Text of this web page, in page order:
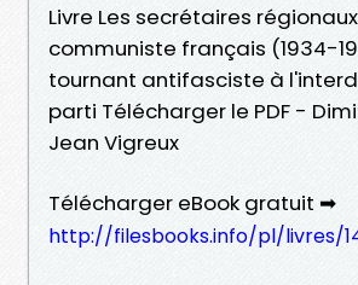
Livre Les secrétaires
communiste français (1934-
tournant antifasciste à
parti Télécharger le PDF -
Jean Vigreux
Télécharger eBook gratuit ➡
http://filesbooks.info/pl/livres/